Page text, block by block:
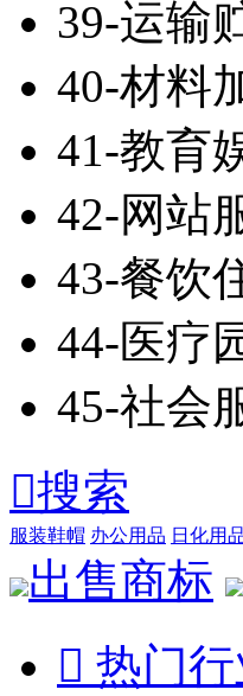
39-运输
40-材料
41-教育
42-网站
43-餐饮
44-医疗
45-社会
搜索
服装鞋帽 办公用品 日化用
出售商标
 热门